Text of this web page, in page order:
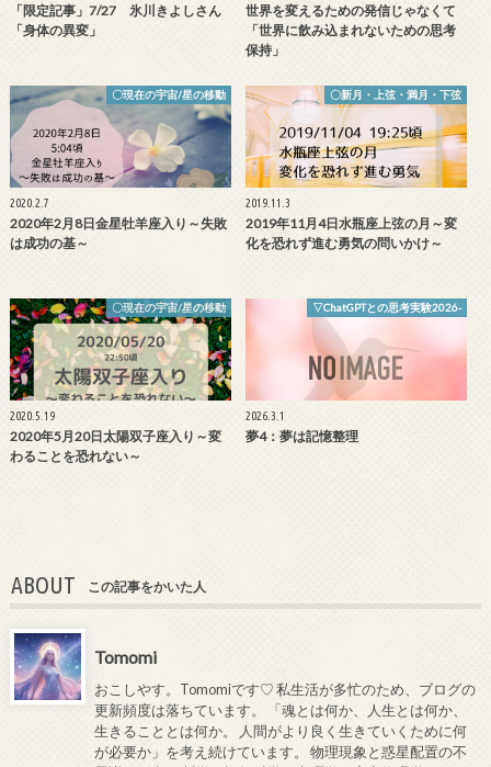
「限定記事」7/27 氷川きよしさん
「身体の異変」
世界を変えるための発信じゃなくて
「世界に飲み込まれないための思考
保持」
〇現在の宇宙/星の移動
2020.2.7
2020年2月8日金星牡羊座入り～失敗
は成功の基～
〇新月・上弦・満月・下弦
2019.11.3
2019年11月4日水瓶座上弦の月～変
化を恐れず進む勇気の問いかけ～
〇現在の宇宙/星の移動
2020.5.19
2020年5月20日太陽双子座入り～変
わることを恐れない～
▽ChatGPTとの思考実験2026-
2026.3.1
夢4：夢は記憶整理
ABOUT この記事をかいた人
Tomomi
おこしやす。Tomomiです♡ 私生活が多忙のため、ブログの
更新頻度は落ちています。 「魂とは何か、人生とは何か、
生きることとは何か。 人間がより良く生きていくために何
が必要か」を考え続けています。 物理現象と惑星配置の不